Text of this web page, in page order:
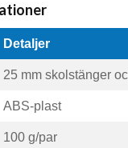
Detaljer
25 mm skolstänger
ABS-plast
100 g/par